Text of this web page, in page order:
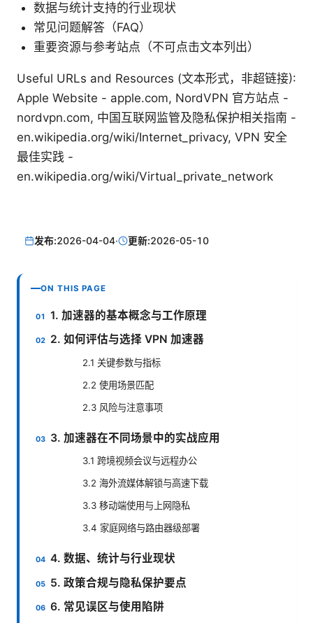
数据与统计支持的行业现状
常见问题解答（FAQ）
重要资源与参考站点（不可点击文本列出）
Useful URLs and Resources (文本形式，非超链接):
Apple Website - apple.com, NordVPN 官方站点 -
nordvpn.com, 中国互联网监管及隐私保护相关指南 -
en.wikipedia.org/wiki/Internet_privacy, VPN 安全
最佳实践 -
en.wikipedia.org/wiki/Virtual_private_network
发布:2026-04-04· 更新:2026-05-10
ON THIS PAGE
1. 加速器的基本概念与工作原理
2. 如何评估与选择 VPN 加速器
2.1 关键参数与指标
2.2 使用场景匹配
2.3 风险与注意事项
3. 加速器在不同场景中的实战应用
3.1 跨境视频会议与远程办公
3.2 海外流媒体解锁与高速下载
3.3 移动端使用与上网隐私
3.4 家庭网络与路由器级部署
4. 数据、统计与行业现状
5. 政策合规与隐私保护要点
6. 常见误区与使用陷阱